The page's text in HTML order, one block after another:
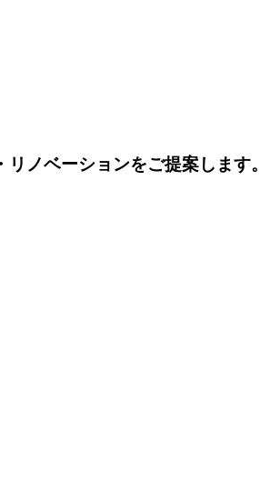
ノベーションをご提案します。